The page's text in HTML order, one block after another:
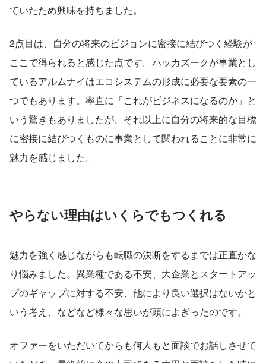
ていたため興味を持ちました。
2点目は、自分の将来のビジョンに密接に結びつく経験が
ここで得られると感じた点です。ハッカズークが事業とし
ているアルムナイはエコシステムの形成に必要な要素の一
つでもあります。率直に「これがビジネスになるのか」と
いう驚きもありましたが、それ以上に自分の将来的な目標
に密接に結びつくものに事業として関われることに非常に
魅力を感じました。
やらない理由はいくらでもつくれる
魅力を強く感じながらも転職の決断をするまでは正直かな
り悩みました。異業種である不安、大企業とスタートアッ
プのギャップに対する不安、他により良い選択はないかと
いう考え、などなど様々な思いが頭によぎったのです。
オファーをいただいてからも何人もと面談でお話しさせて